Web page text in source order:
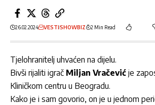
26.02.2024 VESTISHOWBIZ 2 Min Read
Tjelohranitelj uhvaćen na dijelu.
Bivši rijaliti igrač Miljan Vračević je
Kliničkom centru u Beogradu.
Kako je i sam govorio, on je u jednom